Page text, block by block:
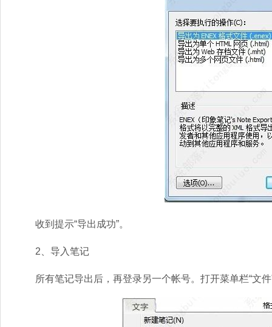
收到提示“导出成功”。
2、导入笔记
所有笔记导出后，再登录另一个帐号。打开菜单栏“文件”